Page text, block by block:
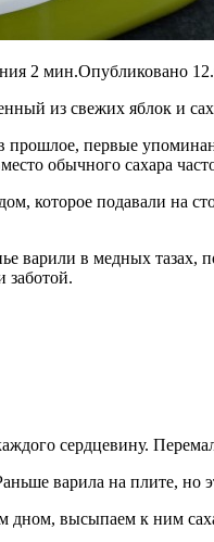
2 мин.Опубликовано
из свежих яблок и
прошлое, первые
обычного сахара
которое подавали на
варили в медных тазах,
заботой.
сердцевину.
высыпаем к ним